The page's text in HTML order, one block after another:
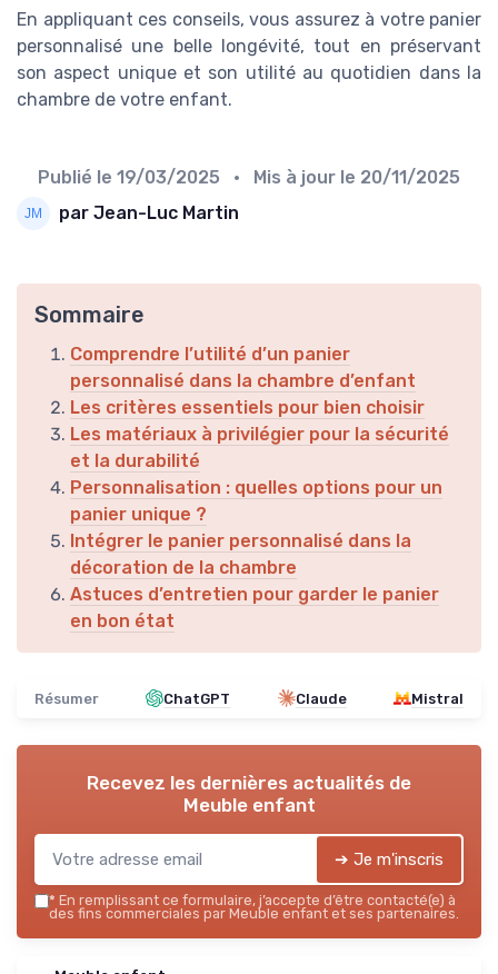
En appliquant ces conseils, vous assurez à votre panier
personnalisé une belle longévité, tout en préservant
son aspect unique et son utilité au quotidien dans la
chambre de votre enfant.
Publié le 19/03/2025 • Mis à jour le 20/11/2025
par Jean-Luc Martin
Sommaire
Comprendre l’utilité d’un panier
personnalisé dans la chambre d’enfant
Les critères essentiels pour bien choisir
Les matériaux à privilégier pour la sécurité
et la durabilité
Personnalisation : quelles options pour un
panier unique ?
Intégrer le panier personnalisé dans la
décoration de la chambre
Astuces d’entretien pour garder le panier
en bon état
Résumer ChatGPT Claude Mistral
Recevez les dernières actualités de
Meuble enfant
➔ Je m'inscris
* En remplissant ce formulaire, j’accepte d’être contacté(e) à
des fins commerciales par Meuble enfant et ses partenaires.